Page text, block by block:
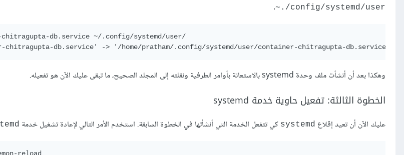
config/systemd/user/.~
.
db.service ~/.config/systemd/user/
وهكذا بعد أن أنشأت ملف وحدة systemd بالاستعانة بأوامر الطرفية ونقلته إلى المجلد الصحيح، ما تبقى عليك الآن هو تفعيله.
الخطوة الثالثة: تفعيل حاوية خدمة systemd
عليك الآن أن تعيد إقلاع systemd كي تتفعل الخدمة التي أنشأتها في الخطوة السابقة. استخدم الأمر التالي لإعادة تشغيل خدمة